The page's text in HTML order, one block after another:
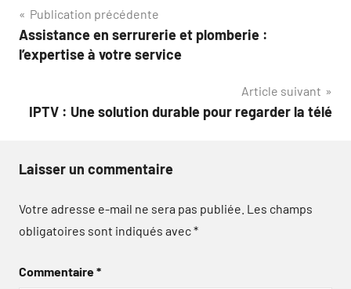
Navigation
de
Publication précédente
Assistance en serrurerie et plomberie :
l’expertise à votre service
Article suivant
IPTV : Une solution durable pour regarder la télé
Laisser un commentaire
Votre adresse e-mail ne sera pas publiée. Les champs
obligatoires sont indiqués avec*
Commentaire*